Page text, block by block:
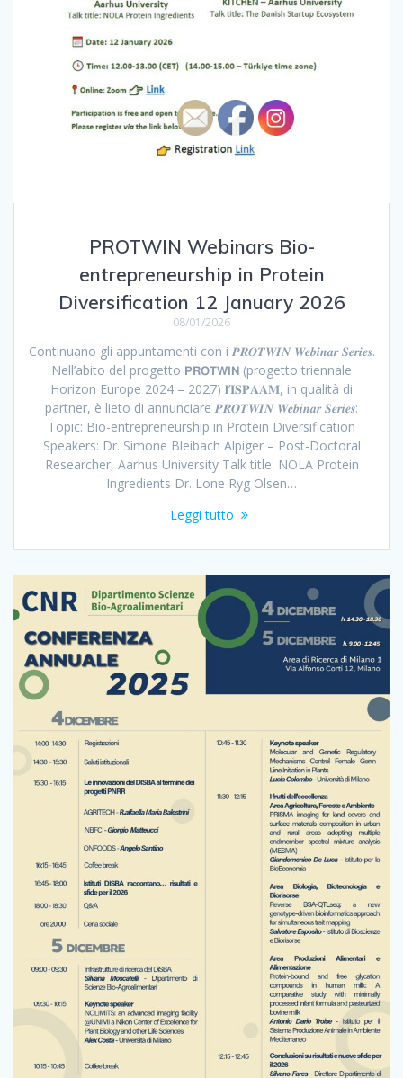
PROTWIN Webinars Bio-
entrepreneurship in Protein
Diversification 12 January 2026
08/01/2026
Continuano gli appuntamenti con i 𝑷𝑹𝑶𝑻𝑾𝑰𝑵 𝑾𝒆𝒃𝒊𝒏𝒂𝒓 𝑺𝒆𝒓𝒊𝒆𝒔.
Nell’abito del progetto 𝗣𝗥𝗢𝗧𝗪𝗜𝗡 (progetto triennale
Horizon Europe 2024 – 2027) 𝐥’𝐈𝐒𝐏𝐀𝐀𝐌, in qualità di
partner, è lieto di annunciare 𝑷𝑹𝑶𝑻𝑾𝑰𝑵 𝑾𝒆𝒃𝒊𝒏𝒂𝒓 𝑺𝒆𝒓𝒊𝒆𝒔:
Topic: Bio-entrepreneurship in Protein Diversification
Speakers: Dr. Simone Bleibach Alpiger – Post-Doctoral
Researcher, Aarhus University Talk title: NOLA Protein
Ingredients Dr. Lone Ryg Olsen…
Leggi tutto